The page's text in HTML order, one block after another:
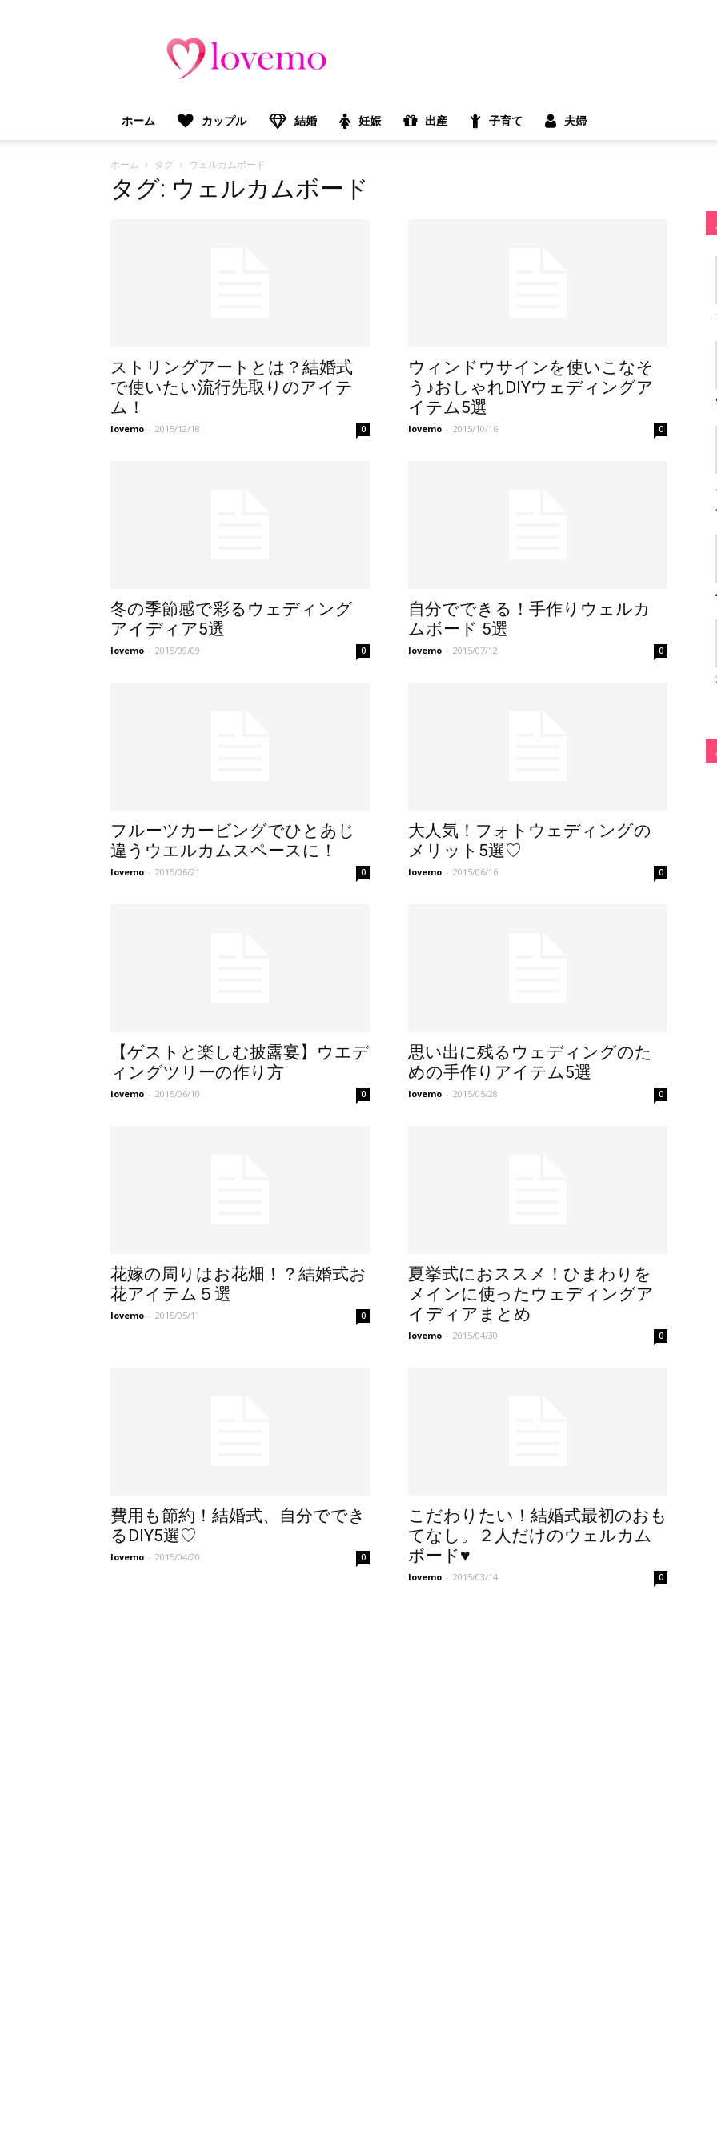
モ）：
プ
マ
マ
向
ホーム カップル 結婚 妊娠 出産 子育て 夫婦
ホーム タグ ウェルカムボード
タグ: ウェルカムボード
ストリングアートとは？結婚式
で使いたい流行先取りのアイテ
ム！
lovemo - 2015/12/18 0
ウィンドウサインを使いこなそ
う♪おしゃれDIYウェディングア
イテム5選
lovemo - 2015/10/16 0
冬の季節感で彩るウェディング
アイディア5選
lovemo - 2015/09/09 0
自分でできる！手作りウェルカ
ムボード 5選
lovemo - 2015/07/12 0
フルーツカービングでひとあじ
違うウエルカムスペースに！
lovemo - 2015/06/21 0
大人気！フォトウェディングの
メリット5選♡
lovemo - 2015/06/16 0
【ゲストと楽しむ披露宴】ウエデ
ィングツリーの作り方
lovemo - 2015/06/10 0
思い出に残るウェディングのた
めの手作りアイテム5選
lovemo - 2015/05/28 0
花嫁の周りはお花畑！？結婚式お
花アイテム５選
lovemo - 2015/05/11 0
夏挙式におススメ！ひまわりを
メインに使ったウェディングア
イディアまとめ
lovemo - 2015/04/30 0
費用も節約！結婚式、自分ででき
るDIY5選♡
lovemo - 2015/04/20 0
こだわりたい！結婚式最初のおも
てなし。２人だけのウェルカム
ボード♥
lovemo - 2015/03/14 0